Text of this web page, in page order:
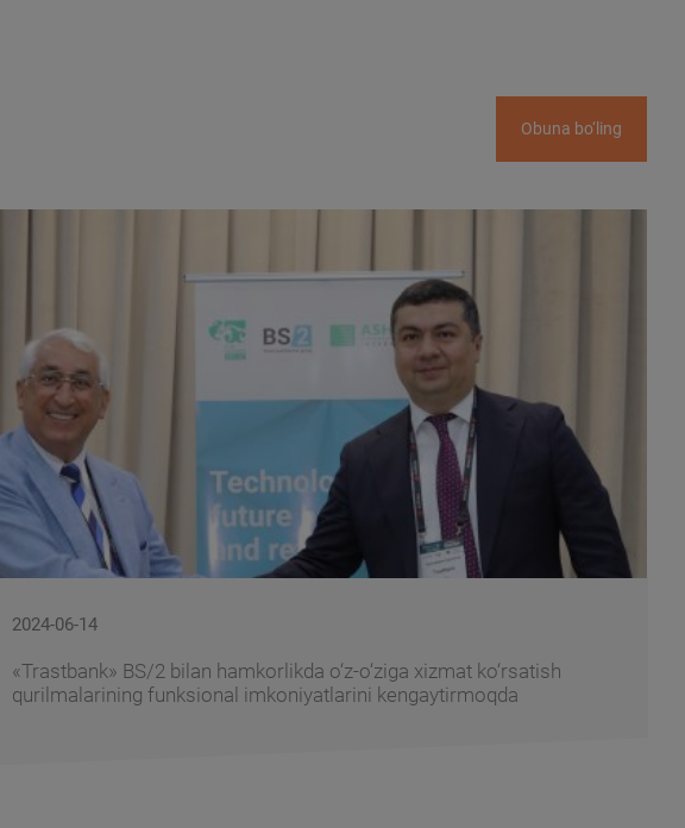
Obuna bo‘ling
2024-06-14
«Trastbank» BS/2 bilan hamkorlikda o‘z-o‘ziga xizmat ko‘rsatish
qurilmalarining funksional imkoniyatlarini kengaytirmoqda